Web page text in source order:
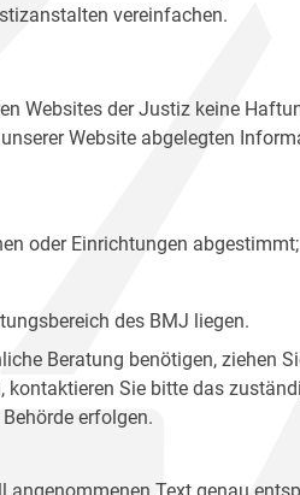
vereinfachen.
Websites der Justiz keine
Website abgelegten
oder Einrichtungen abgestimmt;
des BMJ liegen.
Beratung benötigen, ziehen
Sie bitte das
erfolgen.